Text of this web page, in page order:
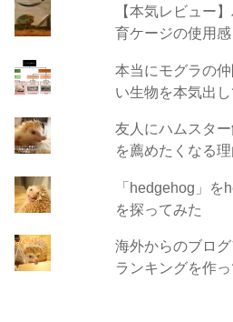
【本気レビュー
育ケージの使用感
本当にモグラの
い生物を本気出
友人にハムスタ
を薦めたくなる
「hedgehog」
を探ってみた
海外からのブロ
ランキングを作